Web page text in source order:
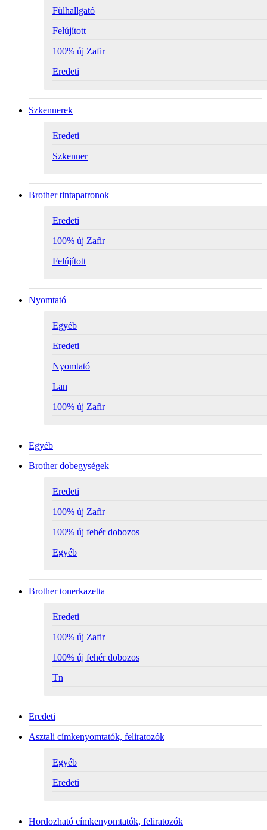
Fülhallgató
Felújított
100% új Zafir
Eredeti
Szkennerek
Eredeti
Szkenner
Brother tintapatronok
Eredeti
100% új Zafir
Felújított
Nyomtató
Egyéb
Eredeti
Nyomtató
Lan
100% új Zafir
Egyéb
Brother dobegységek
Eredeti
100% új Zafir
100% új fehér dobozos
Egyéb
Brother tonerkazetta
Eredeti
100% új Zafir
100% új fehér dobozos
Tn
Eredeti
Asztali címkenyomtatók, feliratozók
Egyéb
Eredeti
Hordozható címkenyomtatók, feliratozók